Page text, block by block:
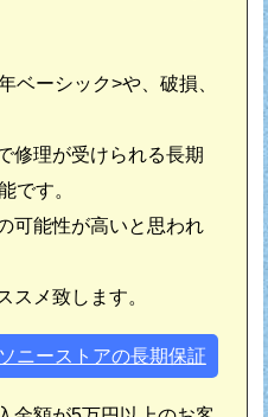
ベーシック>や、破損、
修理が受けられる長期
です。
可能性が高いと思われ
スメ致します。
ソニーストアの長期保証